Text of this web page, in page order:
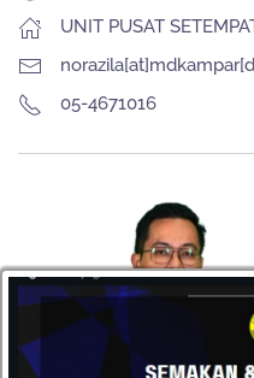
UNIT PUSAT
05-4671016